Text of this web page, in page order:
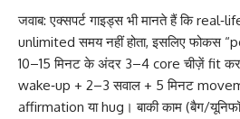
जवाब: एक्सपर्ट गाइड्स भी मानते हैं कि
unlimited समय नहीं होता, इसलिए फोकस
10–15 मिनट के अंदर 3–4 core चीज़ें fit
wake‑up + 2–3 सवाल + 5 मिनट
affirmation या hug। बाकी काम (बैग/